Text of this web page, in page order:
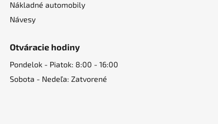
Nákladné automobily
Návesy
Otváracie hodiny
Pondelok - Piatok: 8:00 - 16:00
Sobota - Nedeľa: Zatvorené